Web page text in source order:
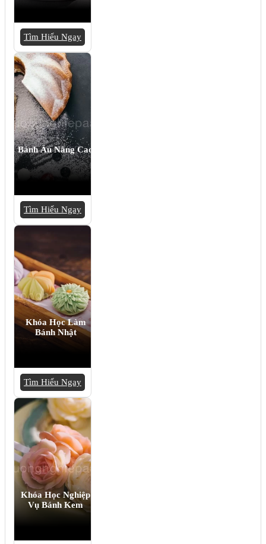
Tìm Hiểu Ngay
Bánh Âu Nâng Cao
Tìm Hiểu Ngay
Khóa Học Làm
Bánh Nhật
Tìm Hiểu Ngay
Khóa Học Nghiệp
Vụ Bánh Kem